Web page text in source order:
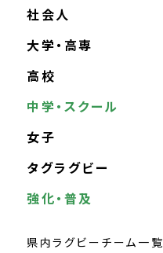
社会人
大学・高専
高校
中学・スクール
女子
タグラグビー
強化・普及
県内ラグビーチーム一覧